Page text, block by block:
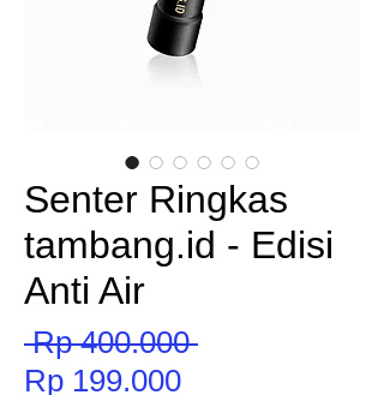
Senter Ringkas
tambang.id - Edisi
Anti Air
Rp 400.000 Harga
Rp 199.000Harga